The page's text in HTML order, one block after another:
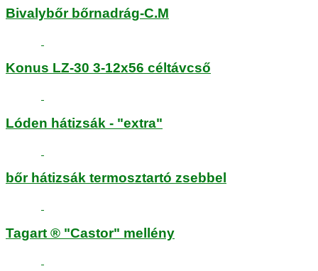
Bivalybőr bőrnadrág-C.M
Konus LZ-30 3-12x56 céltávcső
Lóden hátizsák - "extra"
bőr hátizsák termosztartó zsebbel
Tagart ® "Castor" mellény